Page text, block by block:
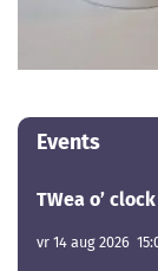
Events
TWea o’ clock
vr 14 aug 2026